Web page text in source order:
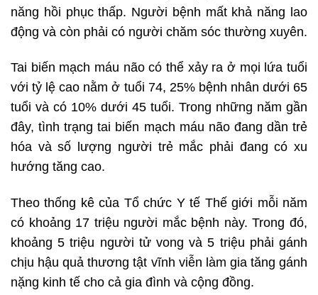
năng hồi phục thấp. Người bệnh mất khả năng lao
động và còn phải có người chăm sóc thường xuyên.
Tai biến mạch máu não có thể xảy ra ở mọi lứa tuổi
với tỷ lệ cao nằm ở tuổi 74, 25% bệnh nhân dưới 65
tuổi và có 10% dưới 45 tuổi. Trong những năm gần
đây, tình trạng tai biến mạch máu não đang dần trẻ
hóa và số lượng người trẻ mắc phải đang có xu
hướng tăng cao.
Theo thống kê của Tổ chức Y tế Thế giới mỗi năm
có khoảng 17 triệu người mắc bệnh này. Trong đó,
khoảng 5 triệu người tử vong và 5 triệu phải gánh
chịu hậu quả thương tật vĩnh viễn làm gia tăng gánh
nặng kinh tế cho cả gia đình và cộng đồng.